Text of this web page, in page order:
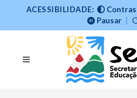
ACESSIBILIDADE:
Pausar